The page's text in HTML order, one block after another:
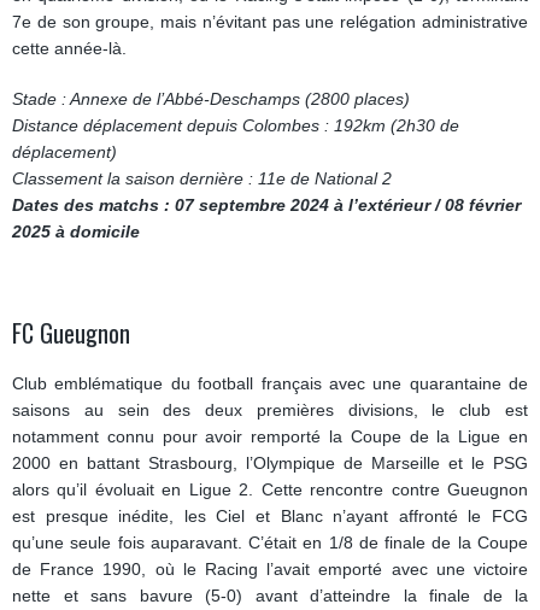
7e de son groupe, mais n’évitant pas une relégation administrative
cette année-là.
Stade : Annexe de l’Abbé-Deschamps (2800 places)
Distance déplacement depuis Colombes : 192km (2h30 de
déplacement)
Classement la saison dernière : 11e de National 2
Dates des matchs : 07 septembre 2024 à l’extérieur / 08 février
2025 à domicile
FC Gueugnon
Club emblématique du football français avec une quarantaine de
saisons au sein des deux premières divisions, le club est
notamment connu pour avoir remporté la Coupe de la Ligue en
2000 en battant Strasbourg, l’Olympique de Marseille et le PSG
alors qu’il évoluait en Ligue 2. Cette rencontre contre Gueugnon
est presque inédite, les Ciel et Blanc n’ayant affronté le FCG
qu’une seule fois auparavant. C’était en 1/8 de finale de la Coupe
de France 1990, où le Racing l’avait emporté avec une victoire
nette et sans bavure (5-0) avant d’atteindre la finale de la